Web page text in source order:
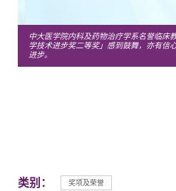
中大医学院内科及药物治疗学系名誉临床
学技术进步奖二等奖」感到鼓舞，亦有信
进步。
类别： 奖项及荣誉